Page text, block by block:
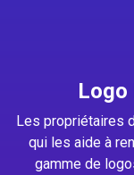
Logo
Les propriétaires
qui les aide à
gamme de